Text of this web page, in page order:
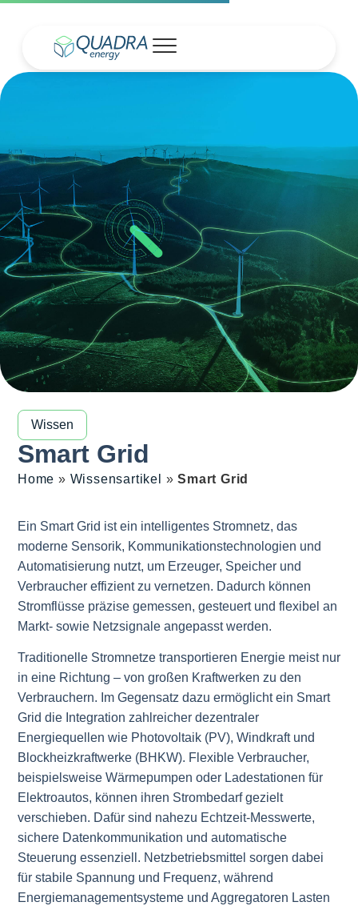
Wissen
Smart Grid
Home » Wissensartikel »Smart Grid
Ein Smart Grid ist ein intelligentes Stromnetz, das
moderne Sensorik, Kommunikationstechnologien und
Automatisierung nutzt, um Erzeuger, Speicher und
Verbraucher effizient zu vernetzen. Dadurch können
Stromflüsse präzise gemessen, gesteuert und flexibel an
Markt- sowie Netzsignale angepasst werden.
Traditionelle Stromnetze transportieren Energie meist nur
in eine Richtung – von großen Kraftwerken zu den
Verbrauchern. Im Gegensatz dazu ermöglicht ein Smart
Grid die Integration zahlreicher dezentraler
Energiequellen wie Photovoltaik (PV), Windkraft und
Blockheizkraftwerke (BHKW). Flexible Verbraucher,
beispielsweise Wärmepumpen oder Ladestationen für
Elektroautos, können ihren Strombedarf gezielt
verschieben. Dafür sind nahezu Echtzeit-Messwerte,
sichere Datenkommunikation und automatische
Steuerung essenziell. Netzbetriebsmittel sorgen dabei
für stabile Spannung und Frequenz, während
Energiemanagementsysteme und Aggregatoren Lasten